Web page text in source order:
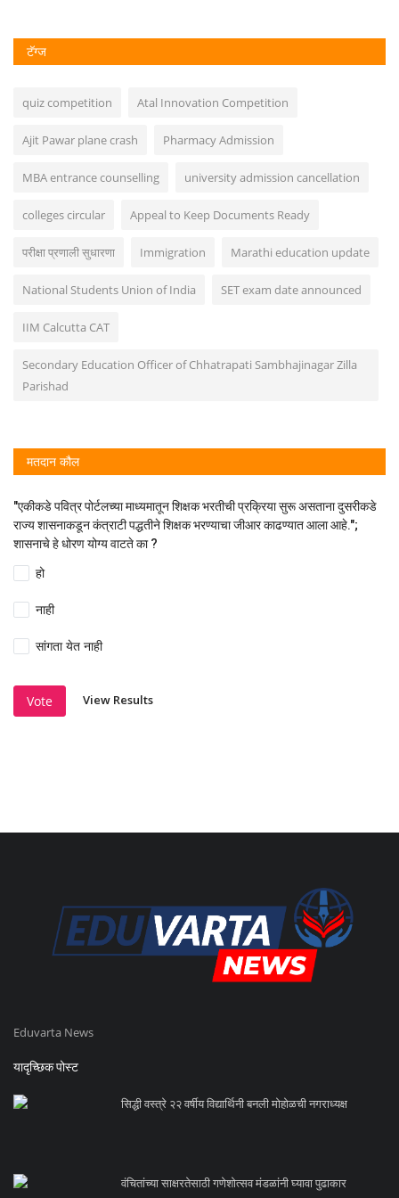
टॅग्ज
quiz competition Atal Innovation Competition
Ajit Pawar plane crash Pharmacy Admission
MBA entrance counselling university admission cancellation
colleges circular Appeal to Keep Documents Ready
परीक्षा प्रणाली सुधारणा Immigration Marathi education update
National Students Union of India SET exam date announced
IIM Calcutta CAT
Secondary Education Officer of Chhatrapati Sambhajinagar Zilla
Parishad
मतदान कौल
"एकीकडे पवित्र पोर्टलच्या माध्यमातून शिक्षक भरतीची प्रक्रिया सुरू असताना दुसरीकडे
राज्य शासनाकडून कंत्राटी पद्धतीने शिक्षक भरण्याचा जीआर काढण्यात आला आहे.";
शासनाचे हे धोरण योग्य वाटते का ?
हो
नाही
सांगता येत नाही
Vote View Results
Eduvarta News
यादृच्छिक पोस्ट
सिद्धी वस्त्रे २२ वर्षीय विद्यार्थिनी बनली मोहोळची नगराध्यक्ष
वंचितांच्या साक्षरतेसाठी गणेशोत्सव मंडळांनी घ्यावा पुढाकार